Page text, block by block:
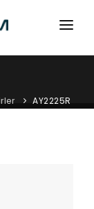
AY2225R